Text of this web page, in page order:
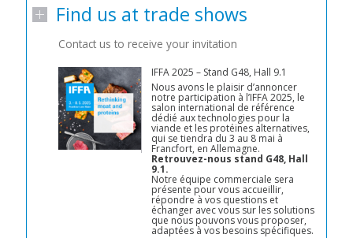
Find us at trade shows
Contact us to receive your invitation
IFFA 2025 – Stand G48, Hall 9.1
Nous avons le plaisir d’annoncer
notre participation à l’IFFA 2025, le
salon international de référence
dédié aux technologies pour la
viande et les protéines alternatives,
qui se tiendra du 3 au 8 mai à
Francfort, en Allemagne.
Retrouvez-nous stand G48, Hall
9.1.
Notre équipe commerciale sera
présente pour vous accueillir,
répondre à vos questions et
échanger avec vous sur les solutions
que nous pouvons vous proposer,
adaptées à vos besoins spécifiques.